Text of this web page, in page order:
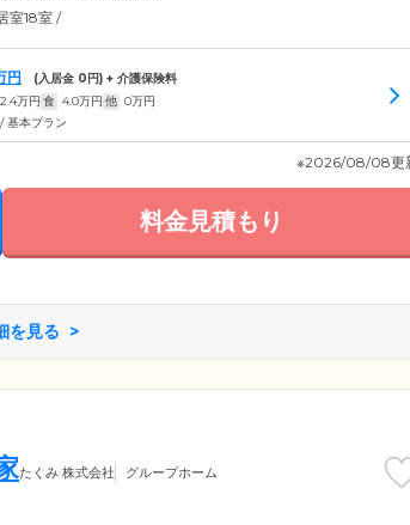
室18室/
円 (入居金 0 円) + 介護保険料
2.4万円 食 4.0万円 他 0万円
/ 基本プラン
※2026/08/08更
料金見積もり
を見る
たくみ 株式会社 グループホーム